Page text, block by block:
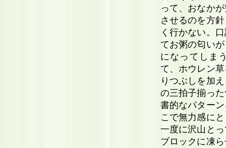
って、おなか
させるのを方
く行かない。
てお粥の匂い
になってしま
て、ホウレン
りつぶしを加
の三拍子揃っ
書的なパター
こで無力感に
一度に沢山と
ブロックに凍